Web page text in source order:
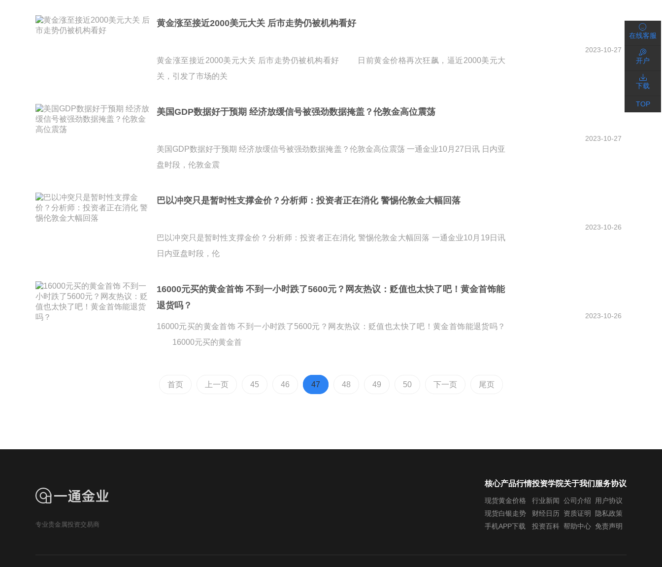
黄金涨至接近2000美元大关 后市走势仍被机构看好
黄金涨至接近2000美元大关 后市走势仍被机构看好 日前黄金价格再次狂飙，逼近2000美元大
关，引发了市场的关
2023-10-27
美国GDP数据好于预期 经济放缓信号被强劲数据掩盖？伦敦金高位震荡
美国GDP数据好于预期 经济放缓信号被强劲数据掩盖？伦敦金高位震荡 一通金业10月27日讯 日内亚
盘时段，伦敦金震
2023-10-27
巴以冲突只是暂时性支撑金价？分析师：投资者正在消化 警惕伦敦金大幅回落
巴以冲突只是暂时性支撑金价？分析师：投资者正在消化 警惕伦敦金大幅回落 一通金业10月19日讯
日内亚盘时段，伦
2023-10-26
16000元买的黄金首饰 不到一小时跌了5600元？网友热议：贬值也太快了吧！黄金首饰能
退货吗？
16000元买的黄金首饰 不到一小时跌了5600元？网友热议：贬值也太快了吧！黄金首饰能退货吗？
16000元买的黄金首
2023-10-26
首页 上一页 45 46 47 48 49 50 下一页 尾页
专业贵金属投资交易商
核心产品行情
现货黄金价格
现货白银走势
手机APP下载
投资学院
行业新闻
财经日历
投资百科
关于我们
公司介绍
资质证明
帮助中心
服务协议
用户协议
隐私政策
免责声明
在线客服
开户
下载
TOP